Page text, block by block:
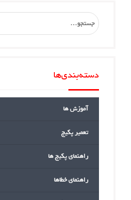
Search
for:
دسته‌بندی‌ها
آموزش ها
تعمیر پکیج
راهنمای پکیج ها
راهنمای خطاها